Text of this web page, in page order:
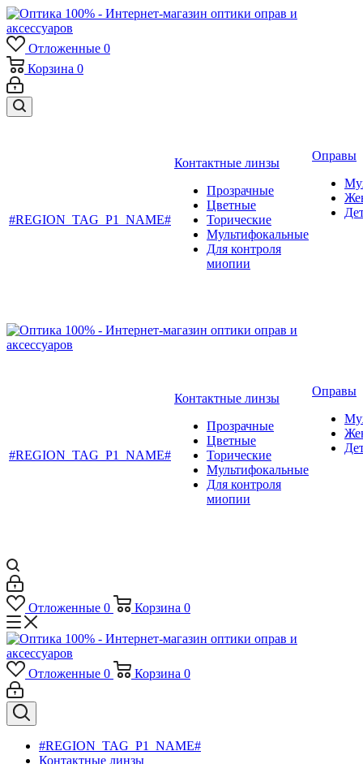
Отложенные 0
Корзина 0
#REGION_TAG_P1_NAME#
Контактные линзы
Прозрачные
Цветные
Торические
Мультифокальные
Для контроля
миопии
Оправы
#REGION_TAG_P1_NAME#
Контактные линзы
Прозрачные
Цветные
Торические
Мультифокальные
Для контроля
миопии
Оправы
Отложенные 0 Корзина 0
Отложенные 0 Корзина 0
#REGION_TAG_P1_NAME#
Контактные линзы